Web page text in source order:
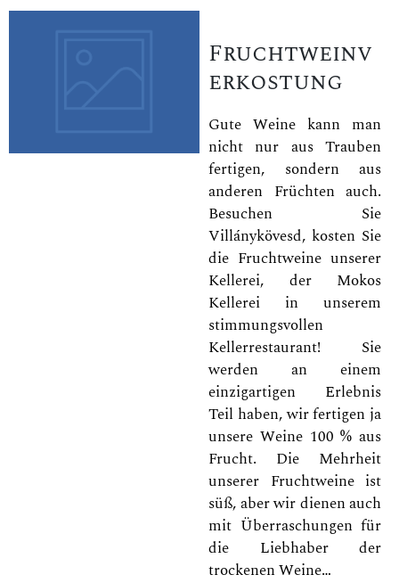
Fruchtweinv
erkostung
Gute Weine kann man
nicht nur aus Trauben
fertigen, sondern aus
anderen Früchten auch.
Besuchen Sie
Villánykövesd, kosten Sie
die Fruchtweine unserer
Kellerei, der Mokos
Kellerei in unserem
stimmungsvollen
Kellerrestaurant! Sie
werden an einem
einzigartigen Erlebnis
Teil haben, wir fertigen ja
unsere Weine 100 % aus
Frucht. Die Mehrheit
unserer Fruchtweine ist
süß, aber wir dienen auch
mit Überraschungen für
die Liebhaber der
trockenen Weine…